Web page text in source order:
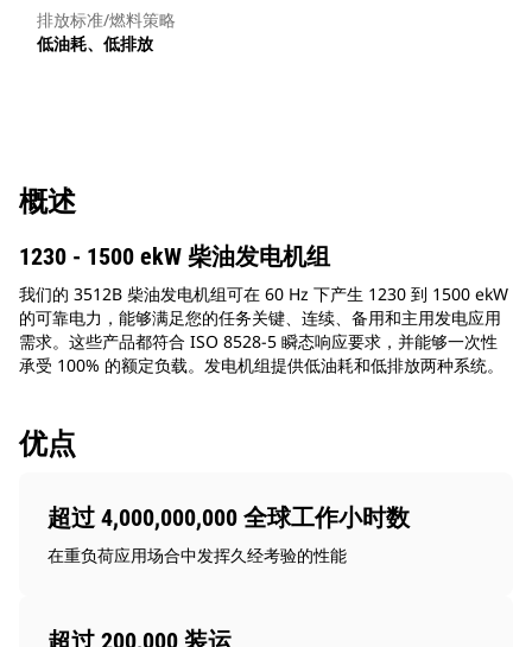
排放标准/燃料策略
低油耗、低排放
概述
1230 - 1500 ekW 柴油发电机组
我们的 3512B 柴油发电机组可在 60 Hz 下产生 1230 到 1500 ekW
的可靠电力，能够满足您的任务关键、连续、备用和主用发电应用
需求。这些产品都符合 ISO 8528-5 瞬态响应要求，并能够一次性
承受 100% 的额定负载。发电机组提供低油耗和低排放两种系统。
优点
超过 4,000,000,000 全球工作小时数
在重负荷应用场合中发挥久经考验的性能